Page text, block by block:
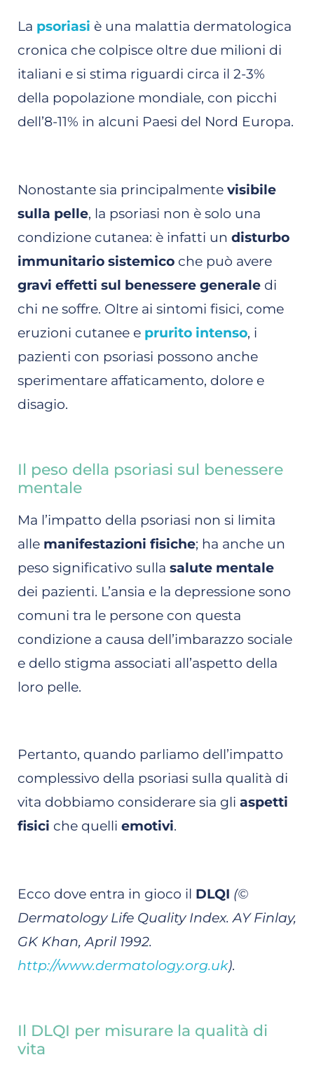
La psoriasi è una malattia dermatologica
cronica che colpisce oltre due milioni di
italiani e si stima riguardi circa il 2-3%
della popolazione mondiale, con picchi
dell’8-11% in alcuni Paesi del Nord Europa.
Nonostante sia principalmente visibile
sulla pelle, la psoriasi non è solo una
condizione cutanea: è infatti un disturbo
immunitario sistemico che può avere
gravi effetti sul benessere generale di
chi ne soffre. Oltre ai sintomi fisici, come
eruzioni cutanee e prurito intenso, i
pazienti con psoriasi possono anche
sperimentare affaticamento, dolore e
disagio.
Il peso della psoriasi sul benessere
mentale
Ma l’impatto della psoriasi non si limita
alle manifestazioni fisiche; ha anche un
peso significativo sulla salute mentale
dei pazienti. L’ansia e la depressione sono
comuni tra le persone con questa
condizione a causa dell’imbarazzo sociale
e dello stigma associati all’aspetto della
loro pelle.
Pertanto, quando parliamo dell’impatto
complessivo della psoriasi sulla qualità di
vita dobbiamo considerare sia gli aspetti
fisici che quelli emotivi.
Ecco dove entra in gioco il DLQI (©
Dermatology Life Quality Index. AY Finlay,
GK Khan, April 1992.
http://www.dermatology.org.uk).
Il DLQI per misurare la qualità di
vita